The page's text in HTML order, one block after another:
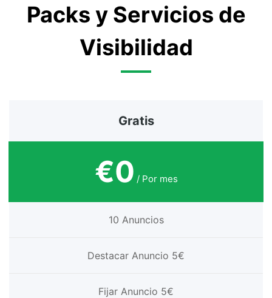
Packs y Servicios de
Visibilidad
Gratis
€0 / Por mes
10 Anuncios
Destacar Anuncio 5€
Fijar Anuncio 5€